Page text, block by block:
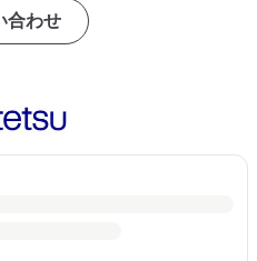
合わせ